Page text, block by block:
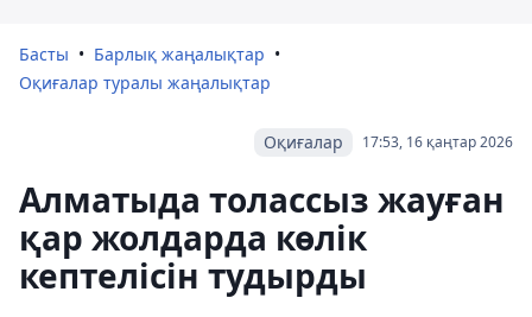
Басты
Барлық жаңалықтар
Оқиғалар туралы жаңалықтар
17:53, 16 қаңтар 2026
Оқиғалар
Алматыда толассыз жауған
қар жолдарда көлік
кептелісін тудырды